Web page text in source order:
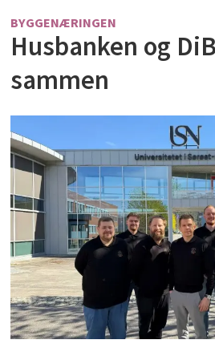
BYGGENÆRINGEN
Husbanken og
sammen